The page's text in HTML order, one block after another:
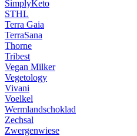
SimplyKeto
STHL
Terra Gaia
TerraSana
Thorne
Tribest
Vegan Milker
Vegetology
Vivani
Voelkel
Wermlandschoklad
Zechsal
Zwergenwiese